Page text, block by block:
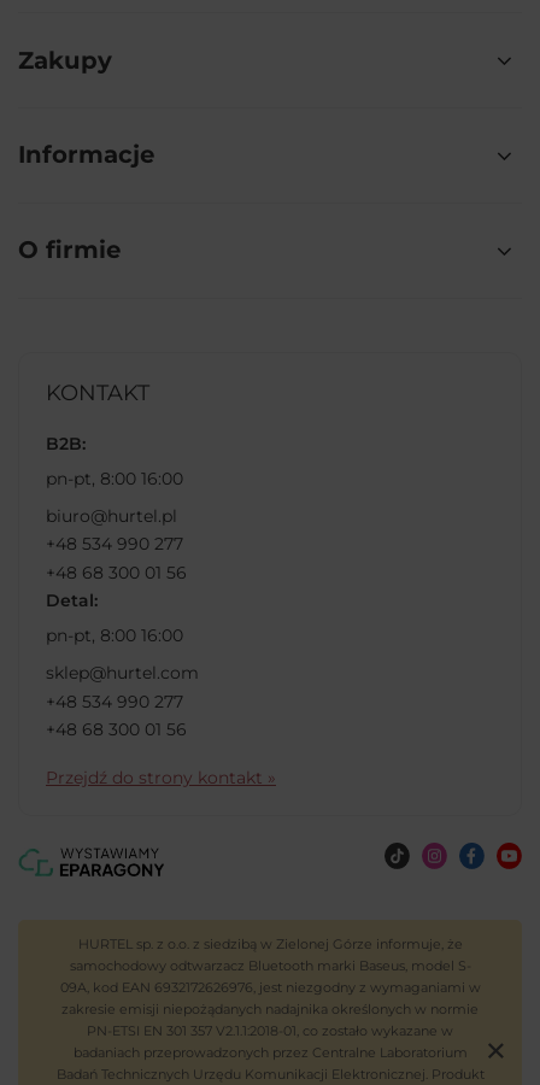
Zakupy
Informacje
O firmie
KONTAKT
B2B:
pn-pt, 8:00 16:00
biuro@hurtel.pl
+48 534 990 277
+48 68 300 01 56
Detal:
pn-pt, 8:00 16:00
sklep@hurtel.com
+48 534 990 277
+48 68 300 01 56
Przejdź do strony kontakt »
HURTEL sp. z o.o. z siedzibą w Zielonej Górze informuje, że
samochodowy odtwarzacz Bluetooth marki Baseus, model S-
09A, kod EAN 6932172626976, jest niezgodny z wymaganiami w
zakresie emisji niepożądanych nadajnika określonych w normie
PN-ETSI EN 301 357 V2.1.1:2018-01, co zostało wykazane w
badaniach przeprowadzonych przez Centralne Laboratorium
Badań Technicznych Urzędu Komunikacji Elektronicznej. Produkt